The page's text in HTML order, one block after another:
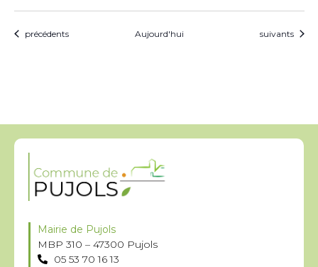
Évènements
précédents Aujourd'hui Évènements
suivants
Mairie de Pujols
MBP 310 – 47300 Pujols
05 53 70 16 13